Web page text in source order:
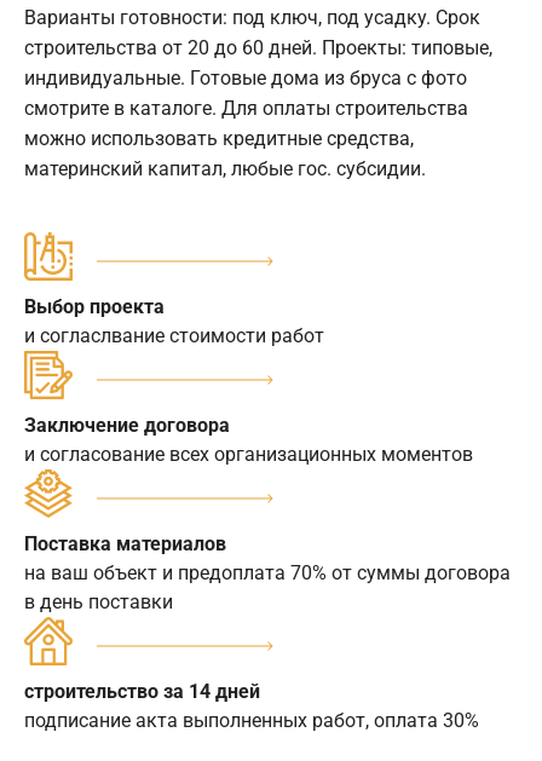
Варианты готовности: под ключ, под усадку. Срок
строительства от 20 до 60 дней. Проекты: типовые,
индивидуальные. Готовые дома из бруса с фото
смотрите в каталоге. Для оплаты строительства
можно использовать кредитные средства,
материнский капитал, любые гос. субсидии.
Выбор проекта
и согласлвание стоимости работ
Заключение договора
и согласование всех организационных моментов
Поставка материалов
на ваш объект и предоплата 70% от суммы договора
в день поставки
строительство за 14 дней
подписание акта выполненных работ, оплата 30%